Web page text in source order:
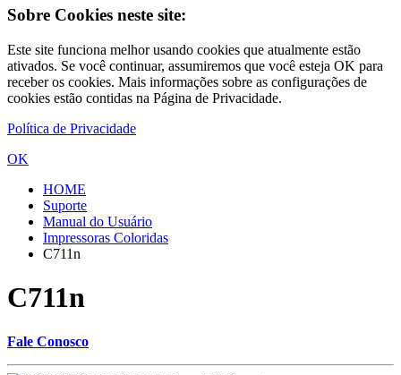
Sobre Cookies neste site:
Este site funciona melhor usando cookies que atualmente estão
ativados. Se você continuar, assumiremos que você esteja OK para
receber os cookies. Mais informações sobre as configurações de
cookies estão contidas na Página de Privacidade.
Política de Privacidade
OK
HOME
Suporte
Manual do Usuário
Impressoras Coloridas
C711n
C711n
Fale Conosco